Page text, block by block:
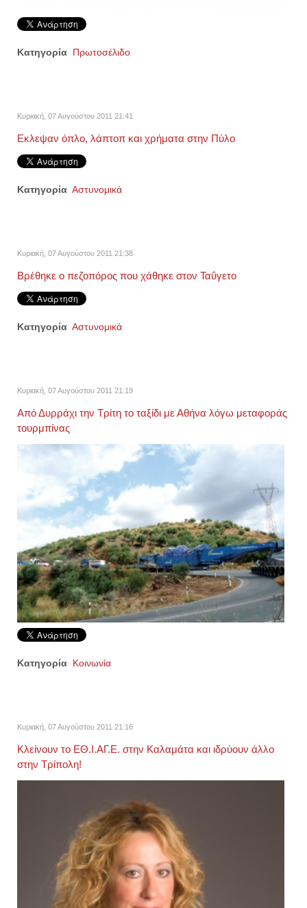
Κατηγορία Πρωτοσέλιδο
Κυριακή, 07 Αυγούστου 2011 21:41
Εκλεψαν όπλο, λάπτοπ και χρήματα στην Πύλο
Κατηγορία Αστυνομικά
Κυριακή, 07 Αυγούστου 2011 21:38
Βρέθηκε ο πεζοπόρος που χάθηκε στον Ταΰγετο
Κατηγορία Αστυνομικά
Κυριακή, 07 Αυγούστου 2011 21:19
Από Δυρράχι την Τρίτη το ταξίδι με Αθήνα λόγω μεταφοράς
τουρμπίνας
Κατηγορία Κοινωνία
Κυριακή, 07 Αυγούστου 2011 21:16
Kλείνουν το ΕΘ.Ι.ΑΓ.Ε. στην Καλαμάτα και ιδρύουν άλλο
στην Τρίπολη!